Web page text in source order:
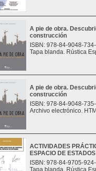
A pie de obra.
construcción
ISBN: 978-84-9048-
Tapa blanda. Rústica
A pie de obra.
construcción
ISBN: 978-84-9048-
Archivo electrónico.
ACTIVIDADES
ESPACIO DE ESTADOS
ISBN: 978-84-9705-
Tapa blanda. Rústica